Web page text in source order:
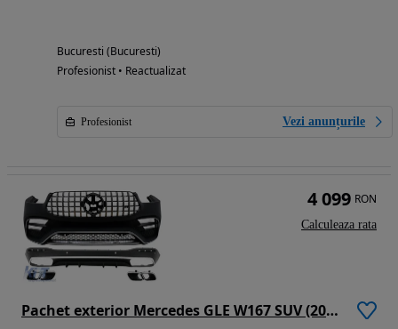
Bucuresti (Bucuresti)
Profesionist • Reactualizat
Profesionist Vezi anunțurile
Pachet exterior Mercedes GLE W167 SUV (2019+) model 63AMG
4 099 RON
Calculeaza rata